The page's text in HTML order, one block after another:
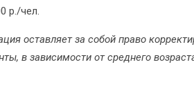
р./чел.
оставляет за собой право
в зависимости от среднего